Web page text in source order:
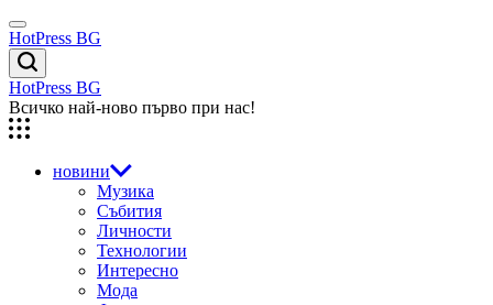
Skip
to
content
Menu
HotPress BG
Търсене
HotPress BG
Всичко най-ново първо при нас!
новини
Музика
Събития
Личности
Технологии
Интересно
Мода